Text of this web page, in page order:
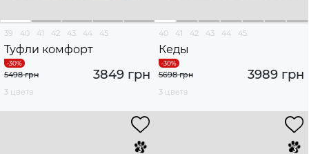
39 40 41 42 43 44 45
Туфли комфорт
3849 грн
5498 грн
3 цвета
40 41 42 43 44 45
Кеды
3989 грн
5698 грн
3 цвета